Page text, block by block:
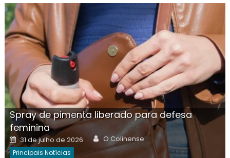
Spray de pimenta liberado para defesa
feminina
Posted
on
31 de julho de 2026 Author
O Colinense
Principais Notícias